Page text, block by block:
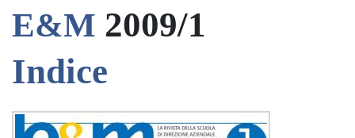
E&M 2009/1
Indice